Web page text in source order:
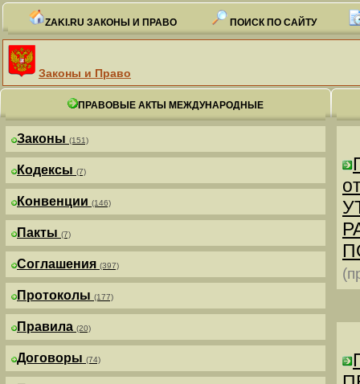
ZAKI.RU ЗАКОНЫ И ПРАВО ПОИСК ПО САЙТУ
Законы и Право
ПРАВОВЫЕ АКТЫ МЕЖДУНАРОДНЫЕ
Законы (151)
Кодексы (7)
Конвенции (146)
Пакты (7)
Соглашения (397)
Протоколы (177)
Правила (20)
Договоры (74)